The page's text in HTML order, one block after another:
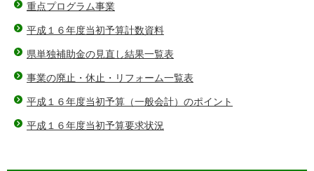
重点プログラム事業
平成１６年度当初予算計数資料
県単独補助金の見直し結果一覧表
事業の廃止・休止・リフォーム一覧表
平成１６年度当初予算（一般会計）のポイント
平成１６年度当初予算要求状況